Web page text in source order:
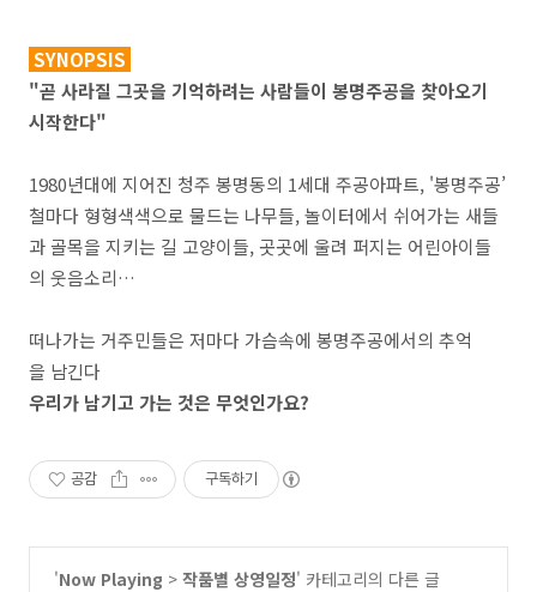
SYNOPSIS
"곧 사라질 그곳을 기억하려는 사람들이 봉명주공을 찾아오기
시작한다"
1980년대에 지어진 청주 봉명동의 1세대 주공아파트, '봉명주공’
철마다 형형색색으로 물드는 나무들, 놀이터에서 쉬어가는 새들
과 골목을 지키는 길 고양이들, 곳곳에 울려 퍼지는 어린아이들
의 웃음소리…
떠나가는 거주민들은 저마다 가슴속에 봉명주공에서의 추억
을 남긴다
우리가 남기고 가는 것은 무엇인가요?
공감 구독하기
'Now Playing > 작품별 상영일정' 카테고리의 다른 글